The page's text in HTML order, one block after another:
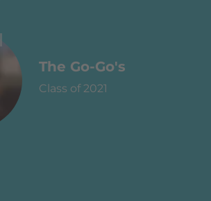
The Go-Go's
Class of 2021